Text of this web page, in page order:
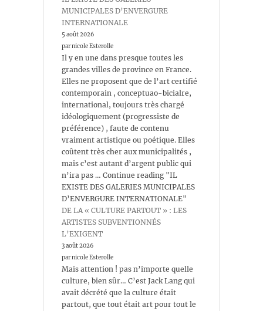
MUNICIPALES D’ENVERGURE
INTERNATIONALE
5 août 2026
par nicole Esterolle
Il y en une dans presque toutes les
grandes villes de province en France.
Elles ne proposent que de l’art certifié
contemporain , conceptuao-bicialre,
international, toujours très chargé
idéologiquement (progressiste de
préférence) , faute de contenu
vraiment artistique ou poétique. Elles
coûtent très cher aux municipalités ,
mais c’est autant d’argent public qui
n’ira pas … Continue reading "IL
EXISTE DES GALERIES MUNICIPALES
D’ENVERGURE INTERNATIONALE"
DE LA « CULTURE PARTOUT » : LES
ARTISTES SUBVENTIONNÉS
L’EXIGENT
3 août 2026
par nicole Esterolle
Mais attention ! pas n’importe quelle
culture, bien sûr… C’est Jack Lang qui
avait décrété que la culture était
partout, que tout était art pour tout le